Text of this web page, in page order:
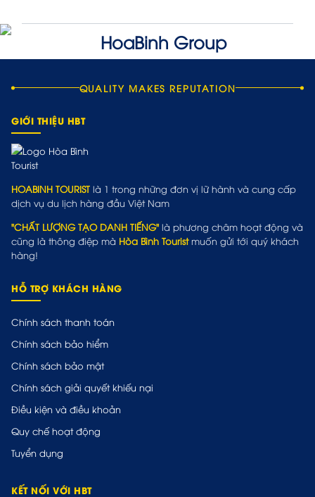
QUALITY MAKES REPUTATION
GIỚI THIỆU HBT
HOABINH TOURIST là 1 trong những đơn vị lữ hành và cung cấp
dịch vụ du lịch hàng đầu Việt Nam
"CHẤT LƯỢNG TẠO DANH TIẾNG" là phương châm hoạt động và
cũng là thông điệp mà Hòa Bình Touristmuốn gửi tới quý khách
hàng!
HỖ TRỢ KHÁCH HÀNG
Chính sách thanh toán
Chính sách bảo hiểm
Chính sách bảo mật
Chính sách giải quyết khiếu nại
Điều kiện và điều khoản
Quy chế hoạt động
Tuyển dụng
KẾT NỐI VỚI HBT